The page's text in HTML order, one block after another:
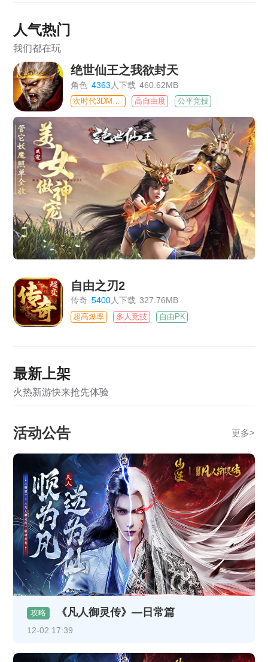
人气热门
我们都在玩
绝世仙王之我欲封天
角色 4363 人下载 460.62MB
高自由度 公平竞技
自由之刃2
传奇 5400人下载 327.76MB
超高爆率 多人竞技 自由PK
最新上架
火热新游快来抢先体验
活动公告 更多>
攻略 《凡人御灵传》—日常篇
12-02 17:39